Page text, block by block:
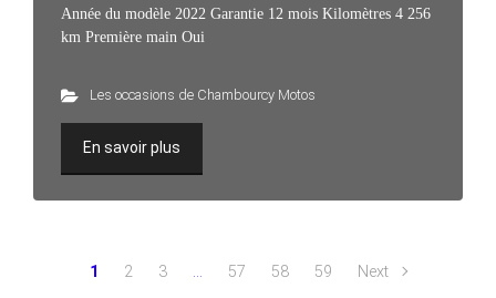
Année du modèle 2022 Garantie 12 mois Kilomètres 4 256
km Première main Oui
Les occasions de Chambourcy Motos
En savoir plus
1 2 3 … 57 58 59 Next